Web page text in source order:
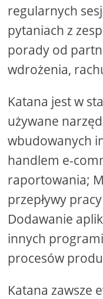
regularnych
pytaniach z
porady od
wdrożenia,
Katana jest w
używane
wbudowanych
handlem e-
raportowania;
przepływy
Dodawanie
innych
procesów
Katana zawsze